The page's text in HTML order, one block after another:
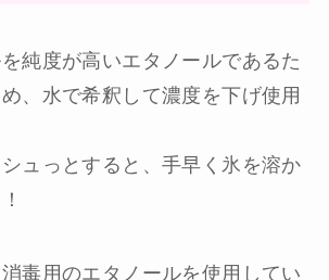
純度が高いエタノールであるた
、水で希釈して濃度を下げ使用
ュっとすると、手早く氷を溶か
毒用のエタノールを使用してい